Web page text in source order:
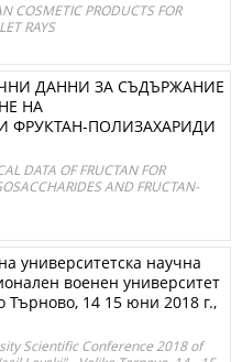
COSMETIC PRODUCTS FOR
RAYS
ДАННИ ЗА СЪДЪРЖАНИЕ
НА
ФРУКТАН-ПОЛИЗАХАРИДИ
DATA OF FRUCTAN FOR
AND FRUCTAN-
университетска научна
военен университет
Търново, 14 15 юни 2018 г.,
Scientific Conference 2018 of